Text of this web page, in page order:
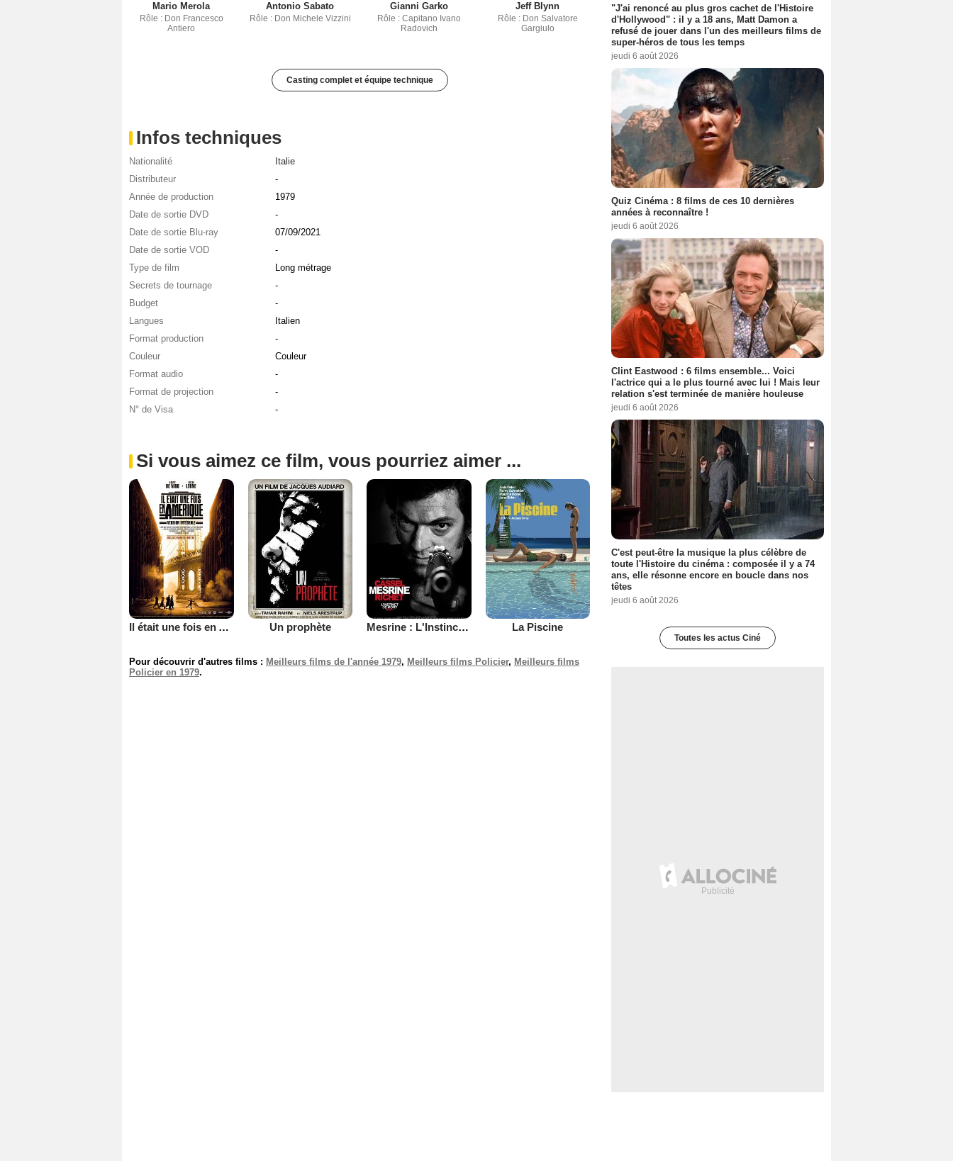
Mario Merola
Rôle : Don Francesco
Antiero
Antonio Sabato
Rôle : Don Michele Vizzini
Gianni Garko
Rôle : Capitano Ivano
Radovich
Jeff Blynn
Rôle : Don Salvatore
Gargiulo
Casting complet et équipe technique
Infos techniques
Nationalité
Italie
Distributeur
-
Année de production
1979
Date de sortie DVD
-
Date de sortie Blu-ray
07/09/2021
Date de sortie VOD
-
Type de film
Long métrage
Secrets de tournage
-
Budget
-
Langues
Italien
Format production
-
Couleur
Couleur
Format audio
-
Format de projection
-
N° de Visa
-
Si vous aimez ce film, vous pourriez aimer ...
Il était une fois en Amérique Un prophète Mesrine : L'Instinct de mort La Piscine
Pour découvrir d'autres films : Meilleurs films de l'année 1979, Meilleurs films Policier, Meilleurs films
Policier en 1979.
"J'ai renoncé au plus gros cachet de l'Histoire
d'Hollywood" : il y a 18 ans, Matt Damon a
refusé de jouer dans l'un des meilleurs films de
super-héros de tous les temps
jeudi 6 août 2026
Quiz Cinéma : 8 films de ces 10 dernières
années à reconnaître !
jeudi 6 août 2026
Clint Eastwood : 6 films ensemble... Voici
l'actrice qui a le plus tourné avec lui ! Mais leur
relation s'est terminée de manière houleuse
jeudi 6 août 2026
C'est peut-être la musique la plus célèbre de
toute l'Histoire du cinéma : composée il y a 74
ans, elle résonne encore en boucle dans nos
têtes
jeudi 6 août 2026
Toutes les actus Ciné